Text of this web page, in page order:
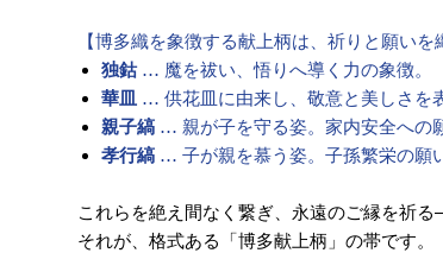
【博多織を象徴する献上柄は、祈りと願いを
独鈷… 魔を祓い、悟りへ導く力の象徴。
華皿 … 供花皿に由来し、敬意と美しさを
親子縞 … 親が子を守る姿。家内安全への
孝行縞 … 子が親を慕う姿。子孫繁栄の願
これらを絶え間なく繋ぎ、永遠のご縁を祈
それが、格式ある「博多献上柄」の帯です。